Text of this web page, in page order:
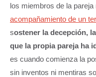
los miembros de la
acompañamiento de un
sostener la decepción,
que la propia pareja ha
es cuando comienza la
sin inventos ni mentiras